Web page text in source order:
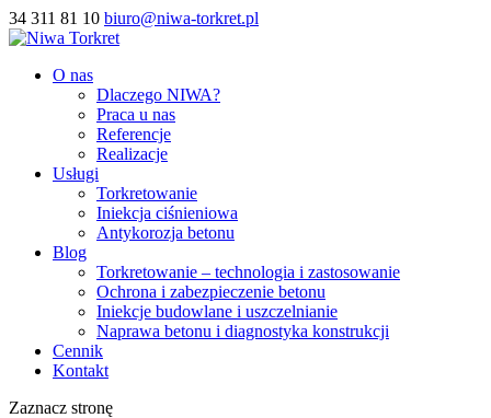
34 311 81 10 biuro@niwa-torkret.pl
O nas
Dlaczego NIWA?
Praca u nas
Referencje
Realizacje
Usługi
Torkretowanie
Iniekcja ciśnieniowa
Antykorozja betonu
Blog
Torkretowanie – technologia i zastosowanie
Ochrona i zabezpieczenie betonu
Iniekcje budowlane i uszczelnianie
Naprawa betonu i diagnostyka konstrukcji
Cennik
Kontakt
Zaznacz stronę